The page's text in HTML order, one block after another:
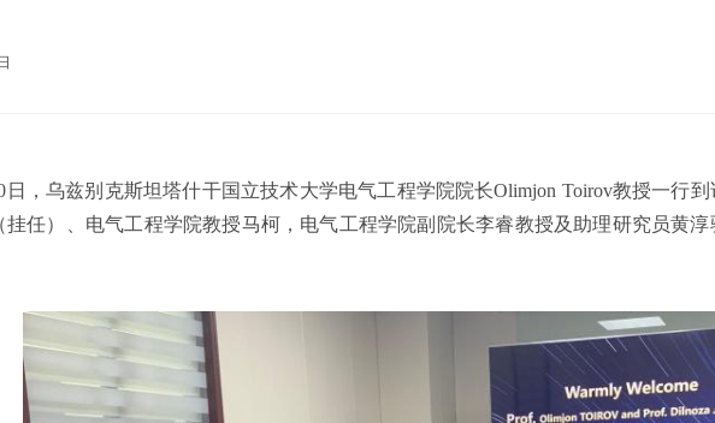
日，乌兹别克斯坦塔什干国立技术大学电气工程学院院长Olimjon Toirov教授一行
挂任）、电气工程学院教授马柯，电气工程学院副院长李睿教授及助理研究员黄